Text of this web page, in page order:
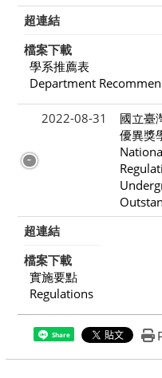
超連結
檔案下載
學系推薦表
Department
2022-08-31
國立臺
優異獎
超連結
檔案下載
實施要點
Regulations
Share